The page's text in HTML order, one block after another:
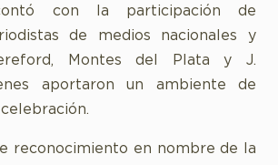
con la participación de
de medios nacionales y
Montes del Plata y J.
aportaron un ambiente de
reconocimiento en nombre de la